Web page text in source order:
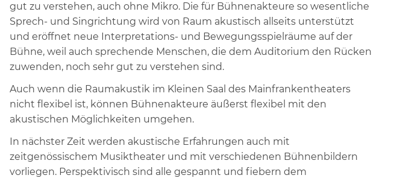
gut zu verstehen, auch ohne Mikro. Die für Bühnenakteure so wesentliche
Sprech- und Singrichtung wird von Raum akustisch allseits unterstützt
und eröffnet neue Interpretations- und Bewegungsspielräume auf der
Bühne, weil auch sprechende Menschen, die dem Auditorium den Rücken
zuwenden, noch sehr gut zu verstehen sind.
Auch wenn die Raumakustik im Kleinen Saal des Mainfrankentheaters
nicht flexibel ist, können Bühnenakteure äußerst flexibel mit den
akustischen Möglichkeiten umgehen.
In nächster Zeit werden akustische Erfahrungen auch mit
zeitgenössischem Musiktheater und mit verschiedenen Bühnenbildern
vorliegen. Perspektivisch sind alle gespannt und fiebern dem